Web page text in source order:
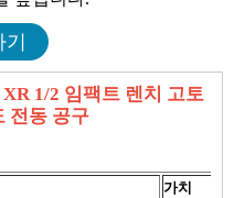
1/2 임팩트 렌치 고토
전동 공구
가치